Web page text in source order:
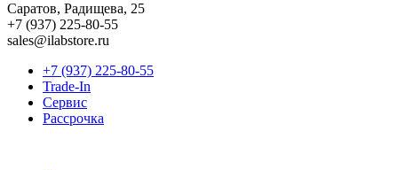
Саратов, Радищева, 25
+7 (937) 225-80-55
sales@ilabstore.ru
+7 (937) 225-80-55
Trade-In
Сервис
Рассрочка